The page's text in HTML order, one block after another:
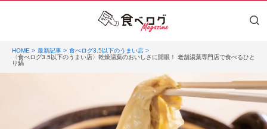
HOME 最新記事
食べログ3.5以下のうまい店
〈食べログ3.5以下のうまい店〉乾燥湯葉のおいしさに開眼！ 老舗湯葉専門店で食べるひと
り鍋